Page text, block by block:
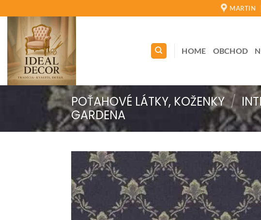
to
content
MARTIN
HOME OBCHOD
POŤAHOVÉ LÁTKY, KOŽENKY /
GARDENA